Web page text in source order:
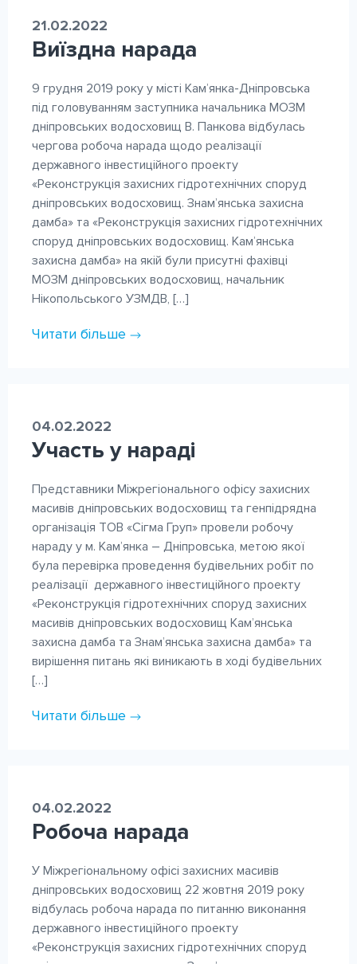
21.02.2022
Виїздна нарада
9 грудня 2019 року у місті Кам’янка-Дніпровська
під головуванням заступника начальника МОЗМ
дніпровських водосховищ В. Панкова відбулась
чергова робоча нарада щодо реалізації
державного інвестиційного проекту
«Реконструкція захисних гідротехнічних споруд
дніпровських водосховищ. Знам’янська захисна
дамба» та «Реконструкція захисних гідротехнічних
споруд дніпровських водосховищ. Кам’янська
захисна дамба» на якій були присутні фахівці
МОЗМ дніпровських водосховищ, начальник
Нікопольського УЗМДВ, […]
Читати більше
04.02.2022
Участь у нараді
Представники Міжрегіонального офісу захисних
масивів дніпровських водосховищ та генпідрядна
організація ТОВ «Сігма Груп» провели робочу
нараду у м. Кам’янка – Дніпровська, метою якої
була перевірка проведення будівельних робіт по
реалізації державного інвестиційного проекту
«Реконструкція гідротехнічних споруд захисних
масивів дніпровських водосховищ Кам’янська
захисна дамба та Знам’янська захисна дамба» та
вирішення питань які виникають в ході будівельних
[…]
Читати більше
04.02.2022
Робоча нарада
У Міжрегіональному офісі захисних масивів
дніпровських водосховищ 22 жовтня 2019 року
відбулась робоча нарада по питанню виконання
державного інвестиційного проекту
«Реконструкція захисних гідротехнічних споруд